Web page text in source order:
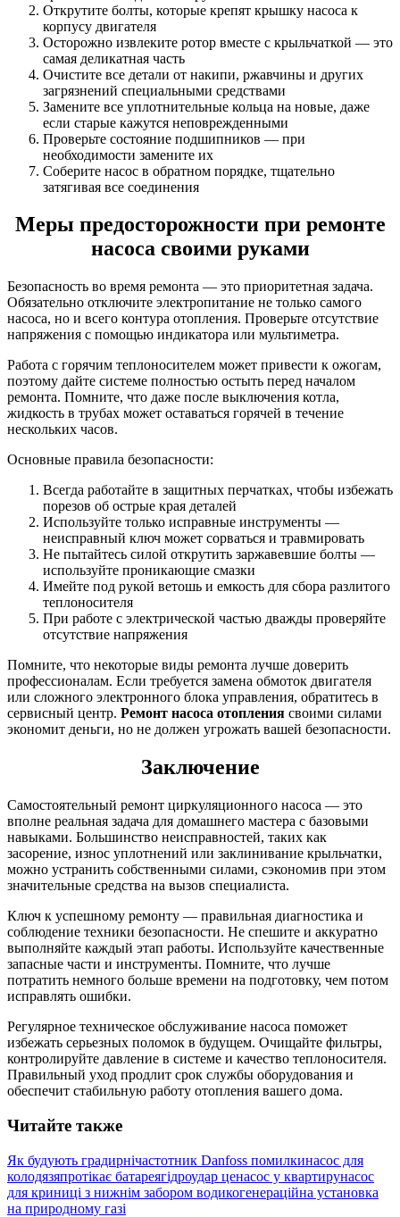
Открутите болты, которые крепят крышку насоса к
корпусу двигателя
Осторожно извлеките ротор вместе с крыльчаткой — это
самая деликатная часть
Очистите все детали от накипи, ржавчины и других
загрязнений специальными средствами
Замените все уплотнительные кольца на новые, даже
если старые кажутся неповрежденными
Проверьте состояние подшипников — при
необходимости замените их
Соберите насос в обратном порядке, тщательно
затягивая все соединения
Меры предосторожности при ремонте
насоса своими руками
Безопасность во время ремонта — это приоритетная задача.
Обязательно отключите электропитание не только самого
насоса, но и всего контура отопления. Проверьте отсутствие
напряжения с помощью индикатора или мультиметра.
Работа с горячим теплоносителем может привести к ожогам,
поэтому дайте системе полностью остыть перед началом
ремонта. Помните, что даже после выключения котла,
жидкость в трубах может оставаться горячей в течение
нескольких часов.
Основные правила безопасности:
Всегда работайте в защитных перчатках, чтобы избежать
порезов об острые края деталей
Используйте только исправные инструменты —
неисправный ключ может сорваться и травмировать
Не пытайтесь силой открутить заржавевшие болты —
используйте проникающие смазки
Имейте под рукой ветошь и емкость для сбора разлитого
теплоносителя
При работе с электрической частью дважды проверяйте
отсутствие напряжения
Помните, что некоторые виды ремонта лучше доверить
профессионалам. Если требуется замена обмоток двигателя
или сложного электронного блока управления, обратитесь в
сервисный центр. Ремонт насоса отопления своими силами
экономит деньги, но не должен угрожать вашей безопасности.
Заключение
Самостоятельный ремонт циркуляционного насоса — это
вполне реальная задача для домашнего мастера с базовыми
навыками. Большинство неисправностей, таких как
засорение, износ уплотнений или заклинивание крыльчатки,
можно устранить собственными силами, сэкономив при этом
значительные средства на вызов специалиста.
Ключ к успешному ремонту — правильная диагностика и
соблюдение техники безопасности. Не спешите и аккуратно
выполняйте каждый этап работы. Используйте качественные
запасные части и инструменты. Помните, что лучше
потратить немного больше времени на подготовку, чем потом
исправлять ошибки.
Регулярное техническое обслуживание насоса поможет
избежать серьезных поломок в будущем. Очищайте фильтры,
контролируйте давление в системе и качество теплоносителя.
Правильный уход продлит срок службы оборудования и
обеспечит стабильную работу отопления вашего дома.
Читайте также
Як будують градирнічастотник Danfoss помилкинасос для
колодязяпротікає батареягідроудар ценасос у квартирунасос
для криниці з нижнім забором водикогенераційна установка
на природному газі